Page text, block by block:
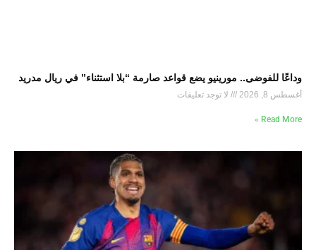
وداعًا للفوضى.. مورينيو يضع قواعد صارمة “بلا استثناء” في ريال مدريد
أغسطس 8, 2026 لا توجد تعليقات
Read More »